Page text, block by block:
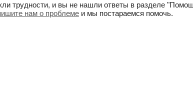
трудности, и вы не нашли ответы в разделе
нам о проблеме и мы постараемся помочь.